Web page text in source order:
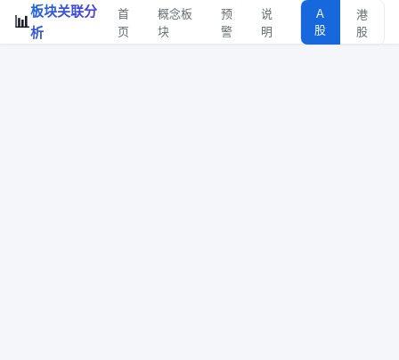
📊
板块关联分
析
首
页
概念板
块
预
警
说
明
A
股
港
股